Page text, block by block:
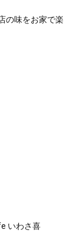
の味をお家で楽
いわさ喜